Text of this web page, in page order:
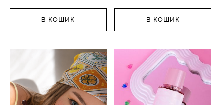
В КОШИК В КОШИК